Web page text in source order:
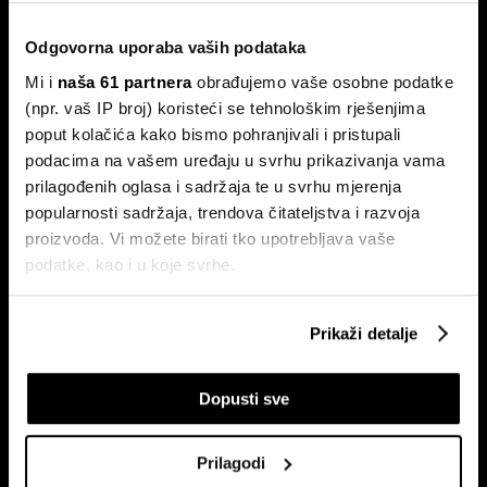
Odgovorna uporaba vaših podataka
Mi i naša 61 partneraobrađujemo vaše osobne podatke
(npr. vaš IP broj) koristeći se tehnološkim rješenjima
poput kolačića kako bismo pohranjivali i pristupali
podacima na vašem uređaju u svrhu prikazivanja vama
prilagođenih oglasa i sadržaja te u svrhu mjerenja
popularnosti sadržaja, trendova čitateljstva i razvoja
proizvoda. Vi možete birati tko upotrebljava vaše
podatke, kao i u koje svrhe.
Prikupljati podatke o vašoj geografskoj lokaciji,
koji mogu biti precizni do radijusa od nekoliko metara
Prepoznati vaš uređaj tako što ćemo aktivno
skenirati njegove određene karakteristike ("uzimanje
Prikaži detalje
Dopusti sve
Prilagodi
Za partnere nije ključno samo tehničko znanje, već
Hrvatska je izgradila mreže,
sada mora digitalizirati
Od nekretnina do AI-ja: Uspon